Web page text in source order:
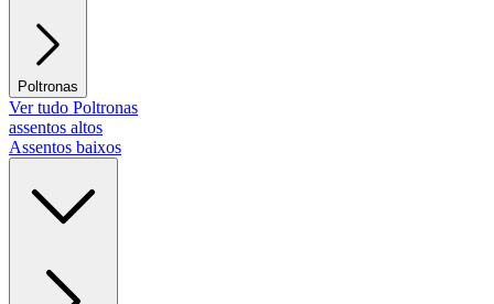
Poltronas
Ver tudo Poltronas
assentos altos
Assentos baixos